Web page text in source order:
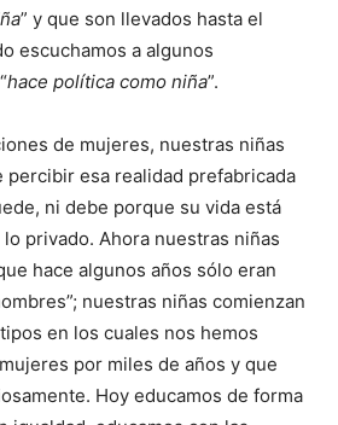
” y que son llevados hasta el
escuchamos a algunos
hace política como niña”.
de mujeres, nuestras niñas
percibir esa realidad prefabricada
ni debe porque su vida está
privado. Ahora nuestras niñas
hace algunos años sólo eran
nuestras niñas comienzan
en los cuales nos hemos
por miles de años y que
Hoy educamos de forma